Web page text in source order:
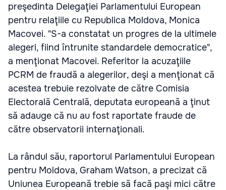
preşedinta Delegaţiei Parlamentului European
pentru relaţiile cu Republica Moldova, Monica
Macovei. "S-a constatat un progres de la ultimele
alegeri, fiind întrunite standardele democratice",
a menţionat Macovei. Referitor la acuzaţiile
PCRM de fraudă a alegerilor, deşi a menţionat că
acestea trebuie rezolvate de către Comisia
Electorală Centrală, deputata europeană a ţinut
să adauge că nu au fost raportate fraude de
către observatorii internaţionali.
La rândul său, raportorul Parlamentului European
pentru Moldova, Graham Watson, a precizat că
Uniunea Europeană trebie să facă paşi mici către